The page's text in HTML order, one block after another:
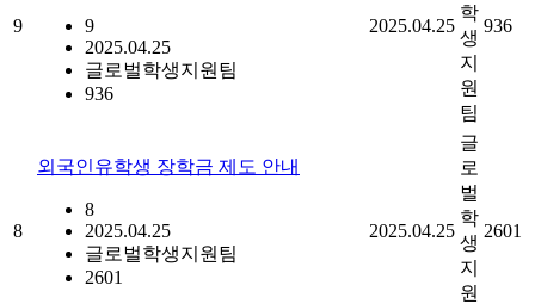
9
9
2025.04.25
글로벌학생지원팀
936
2025.04.25
학
생
지
원
팀
936
8
외국인유학생 장학금 제도 안내
8
2025.04.25
글로벌학생지원팀
2601
2025.04.25
글
로
벌
학
생
지
원
2601